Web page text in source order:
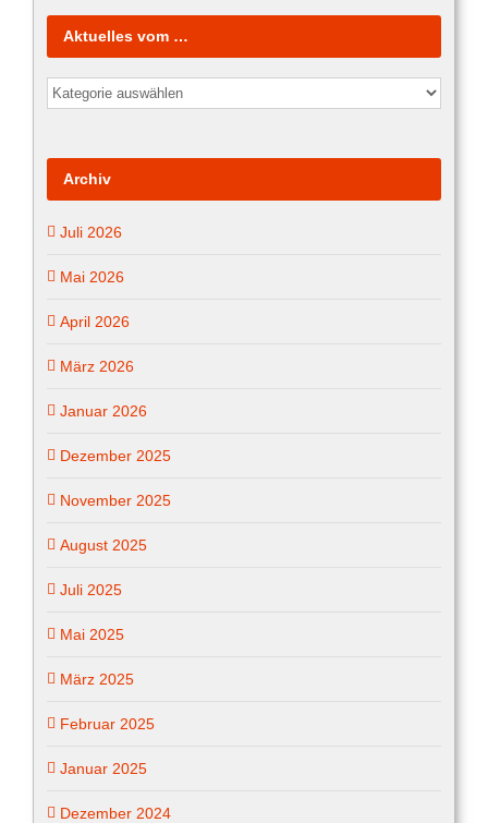
Aktuelles vom …
Aktuelles
vom
Archiv
Juli 2026
Mai 2026
April 2026
März 2026
Januar 2026
Dezember 2025
November 2025
August 2025
Juli 2025
Mai 2025
März 2025
Februar 2025
Januar 2025
Dezember 2024